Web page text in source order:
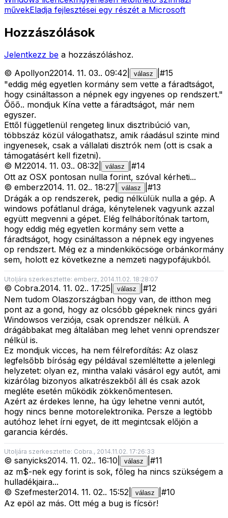
művekEladja fejlesztései egy részét a Microsoft
Hozzászólások
Jelentkezz be a hozzászóláshoz.
© Apollyon22014. 11. 03.. 09:42 válasz #15
"eddig még egyetlen kormány sem vette a fáradtságot,
hogy csináltasson a népnek egy ingyenes op rendszert."
Őőő.. mondjuk Kína vette a fáradtságot, már nem
egyszer.
Ettől függetlenül rengeteg linux disztribúció van,
többszáz közül válogathatsz, amik ráadásul szinte mind
ingyenesek, csak a vállalati disztrók nem (ott is csak a
támogatásért kell fizetni).
© M22014. 11. 03.. 08:32 válasz #14
Ott az OSX pontosan nulla forint, szóval kérheti...
© emberz2014. 11. 02.. 18:27 válasz #13
Drágák a op rendszerek, pedig nélkülük nulla a gép. A
windows pofátlanul drága, kénytelenek vagyunk azzal
együtt megvenni a gépet. Elég felháborítónak tartom,
hogy eddig még egyetlen kormány sem vette a
fáradtságot, hogy csináltasson a népnek egy ingyenes
op rendszert. Még ez a mindenkiköcsöge orbánkormány
sem, holott ez következne a nemzeti nagypofájukból.
Utoljára szerkesztette: emberz, 2014.11.02. 18:28:07
© Cobra.2014. 11. 02.. 17:25 válasz #12
Nem tudom Olaszországban hogy van, de itthon meg
pont az a gond, hogy az olcsóbb gépeknek nincs gyári
Windowsos verziója, csak oprendszer nélküli. A
drágábbakat meg általában meg lehet venni oprendszer
nélkül is.
Ez mondjuk vicces, ha nem félrefordítás: Az olasz
legfelsőbb bíróság egy példával szemléltette a jelenlegi
helyzetet: olyan ez, mintha valaki vásárol egy autót, ami
kizárólag bizonyos alkatrészekből áll és csak azok
megléte esetén működik zökkenőmentesen.
Azért az érdekes lenne, ha úgy lehetne venni autót,
hogy nincs benne motorelektronika. Persze a legtöbb
autóhoz lehet írni egyet, de itt megintcsak előjön a
garancia kérdés.
Utoljára szerkesztette: Cobra., 2014.11.02. 17:26:33
© sanyicks2014. 11. 02.. 16:10 válasz #11
az m$-nek egy forint is sok, főleg ha nincs szükségem a
hulladékjaira...
© Szefmester2014. 11. 02.. 15:52 válasz #10
Az epöl az más. Ott még a bug is fícsör!